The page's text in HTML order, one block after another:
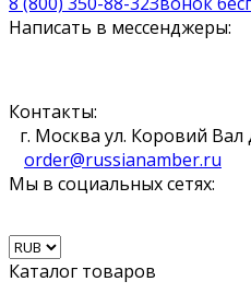
Написать в мессенджеры:
Контакты:
г. Москва ул. Коровий Вал
order@russianamber.ru
Мы в социальных сетях:
Каталог товаров